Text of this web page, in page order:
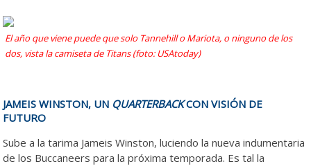
El año que viene puede que solo Tannehill o Mariota, o ninguno de los
dos, vista la camiseta de Titans (foto: USAtoday)
JAMEIS WINSTON, UN QUARTERBACKCON VISIÓN DE
FUTURO
Sube a la tarima Jameis Winston, luciendo la nueva indumentaria
de los Buccaneers para la próxima temporada. Es tal la